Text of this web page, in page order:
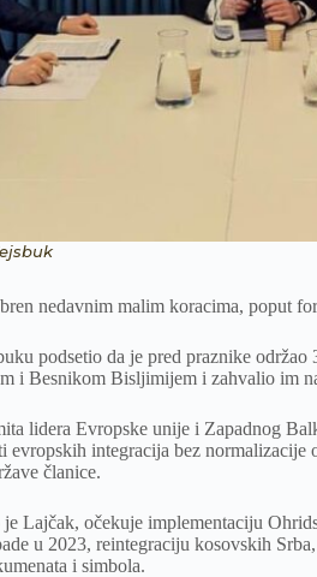
nedavnim malim koracima, poput
podsetio da je pred praznike održao
i Besnikom Bisljimijem i zahvalio im
lidera Evropske unije i Zapadnog
integracija bez normalizacije
članice.
Lajčak, očekuje implementaciju
u 2023, reintegraciju kosovskih
i simbola.